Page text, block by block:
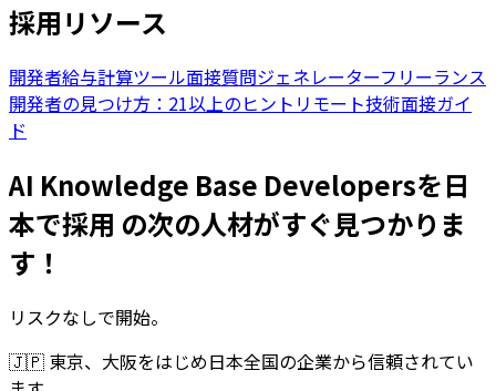
採用リソース
開発者給与計算ツール面接質問ジェネレーターフリーランス
開発者の見つけ方：21以上のヒント リモート技術面接ガイ
ド
AI Knowledge Base Developersを日
本で採用 の次の人材がすぐ見つかりま
す！
リスクなしで開始。
🇯🇵 東京、大阪をはじめ日本全国の企業から信頼されてい